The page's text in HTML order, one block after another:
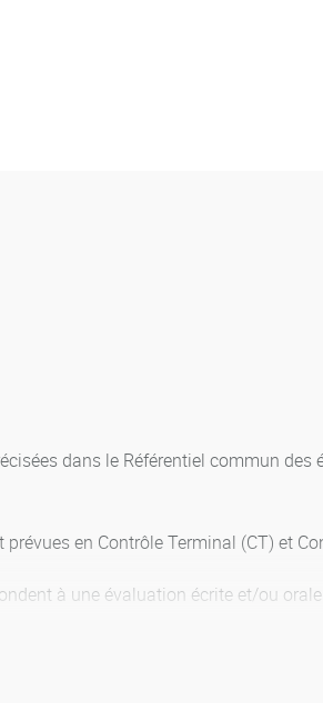
dans le Référentiel commun
en Contrôle Terminal (CT) et
à une évaluation écrite et/ou